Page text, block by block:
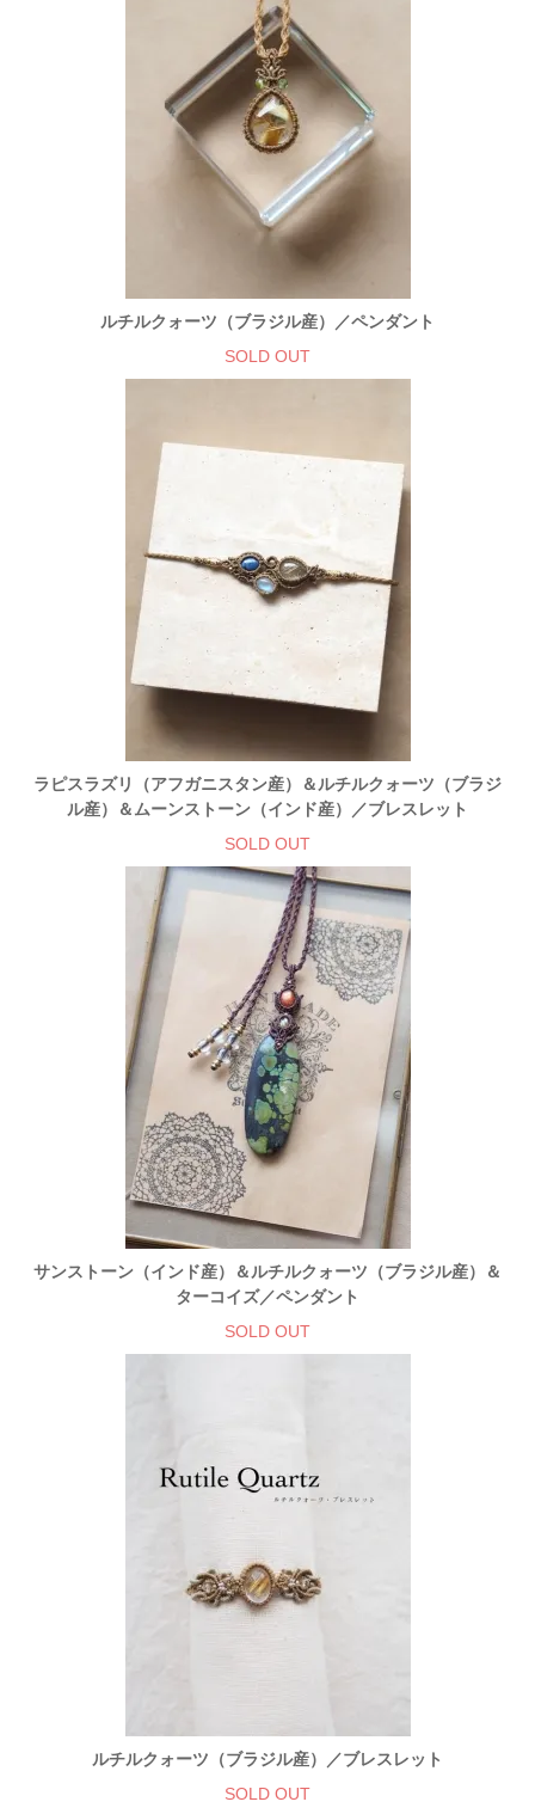
ルチルクォーツ（ブラジル産）／ペンダント
SOLD OUT
ラピスラズリ（アフガニスタン産）＆ルチルクォーツ（ブラジ
ル産）＆ムーンストーン（インド産）／ブレスレット
SOLD OUT
サンストーン（インド産）＆ルチルクォーツ（ブラジル産）＆
ターコイズ／ペンダント
SOLD OUT
ルチルクォーツ（ブラジル産）／ブレスレット
SOLD OUT